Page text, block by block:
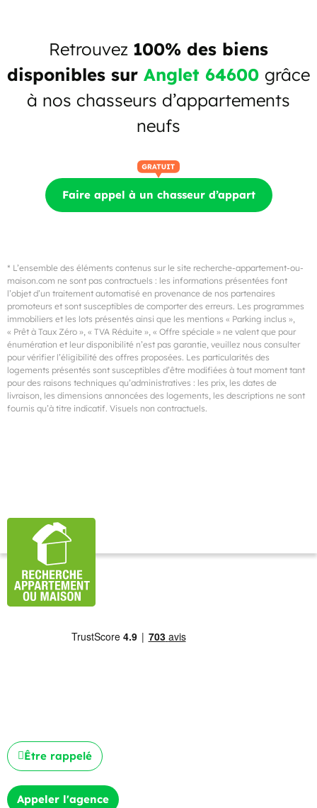
Retrouvez 100% des biens
disponibles sur Anglet 64600 grâce
à nos chasseurs d’appartements
neufs
Faire appel à un chasseur d’appart
* L’ensemble des éléments contenus sur le site recherche-appartement-ou-
maison.com ne sont pas contractuels : les informations présentées font
l’objet d’un traitement automatisé en provenance de nos partenaires
promoteurs et sont susceptibles de comporter des erreurs. Les programmes
immobiliers et les lots présentés ainsi que les mentions « Parking inclus »,
« Prêt à Taux Zéro », « TVA Réduite », « Offre spéciale » ne valent que pour
énumération et leur disponibilité n’est pas garantie, veuillez nous consulter
pour vérifier l’éligibilité des offres proposées. Les particularités des
logements présentés sont susceptibles d’être modifiées à tout moment tant
pour des raisons techniques qu’administratives : les prix, les dates de
livraison, les dimensions annoncées des logements, les descriptions ne sont
fournis qu’à titre indicatif. Visuels non contractuels.
Être rappelé
Appeler l'agence